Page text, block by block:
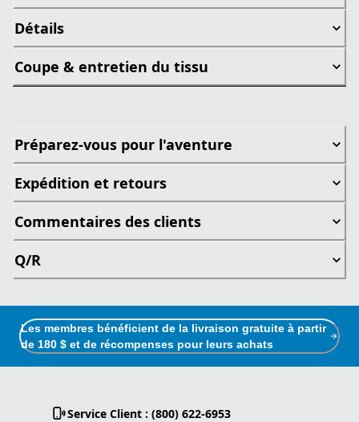
Détails
Coupe & entretien du tissu
Préparez-vous pour l'aventure
Expédition et retours
Commentaires des clients
Q/R
Les membres bénéficient de la livraison gratuite à partir
de 180 $ et de récompenses pour leurs achats
Service Client : (800) 622-6953